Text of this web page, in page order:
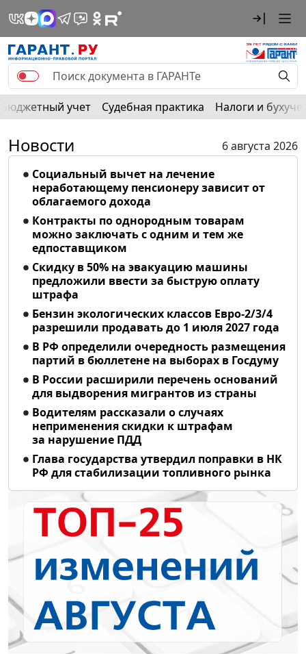
Бюджетный учет Судебная практика Налоги и
Новости
6 августа 2026
Социальный вычет на лечение
неработающему пенсионеру зависит от
облагаемого дохода
Контракты по однородным товарам
можно заключать с одним и тем же
едпоставщиком
Скидку в 50% на эвакуацию машины
предложили ввести за быструю оплату
штрафа
Бензин экологических классов Евро-2/3/4
разрешили продавать до 1 июля 2027 года
В РФ определили очередность размещения
партий в бюллетене на выборах в Госдуму
В России расширили перечень оснований
для выдворения мигрантов из страны
Водителям рассказали о случаях
неприменения скидки к штрафам
за нарушение ПДД
Глава государства утвердил поправки в НК
РФ для стабилизации топливного рынка